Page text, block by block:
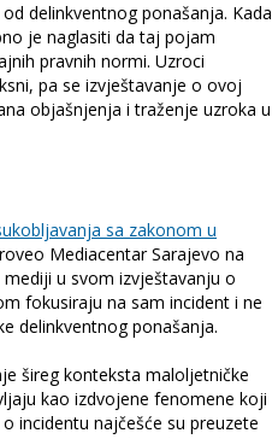
delinkventnog ponašanja. Kada
je naglasiti da taj pojam
pravnih normi. Uzroci
pa se izvještavanje o ovoj
objašnjenja i traženje uzroka u
sa zakonom u
Mediacentar Sarajevo na
u svom izvještavanju o
fokusiraju na sam incident i ne
delinkventnog ponašanja.
šireg konteksta maloljetničke
kao izdvojene fenomene koji
incidentu najčešće su preuzete